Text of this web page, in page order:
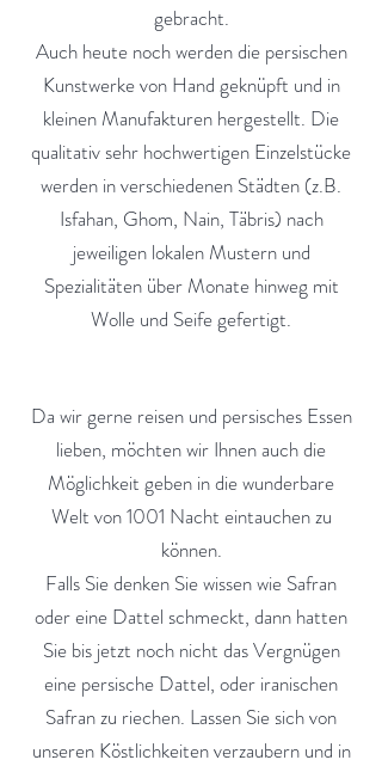
gebracht.
Auch heute noch werden die persischen
Kunstwerke von Hand geknüpft und in
kleinen Manufakturen hergestellt. Die
qualitativ sehr hochwertigen Einzelstücke
werden in verschiedenen Städten (z.B.
Isfahan, Ghom, Nain, Täbris) nach
jeweiligen lokalen Mustern und
Spezialitäten über Monate hinweg mit
Wolle und Seife gefertigt.
Da wir gerne reisen und persisches Essen
lieben, möchten wir Ihnen auch die
Möglichkeit geben in die wunderbare
Welt von 1001 Nacht eintauchen zu
können.
Falls Sie denken Sie wissen wie Safran
oder eine Dattel schmeckt, dann hatten
Sie bis jetzt noch nicht das Vergnügen
eine persische Dattel, oder iranischen
Safran zu riechen. Lassen Sie sich von
unseren Köstlichkeiten verzaubern und in